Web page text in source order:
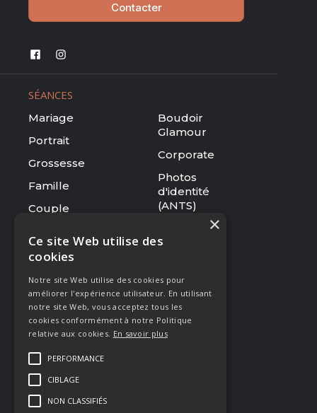
Contacter
SÉANCES
Mariage
Portrait
Grossesse
Famille
Couple
Boudoir
Glamour
Corporate
Photos
d'identité
(ANTS)
RESSOURCES
Le studio
Galerie
Blog
Mentions légales
CGV
Presse & Distinctions
Ce site Web utilise des
cookies
Notre site Web utilise des cookies pour
améliorer l'expérience utilisateur. En utilisant
notre site Web, vous acceptez tous les
cookies conformément à notre Politique
relative aux cookies. En savoir plus
PERFORMANCE
CIBLAGE
NON CLASSIFIÉS
×